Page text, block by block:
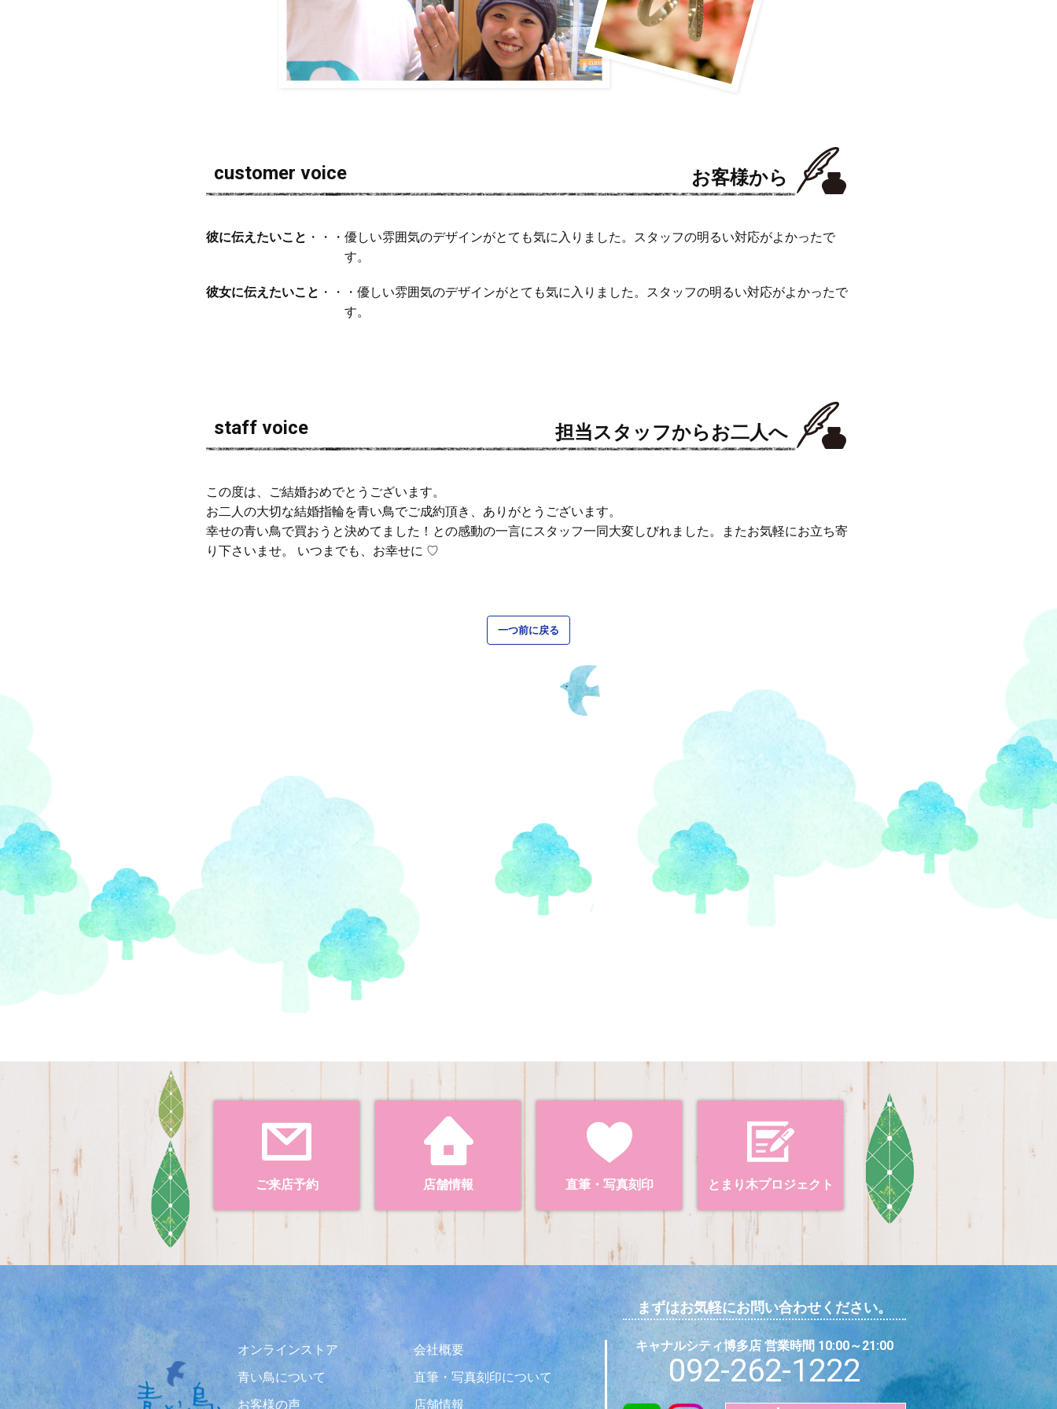
お客様から
customer voice
彼に伝えたいこと ・・・優しい雰囲気のデザインがとても気に入りました。スタッフの明るい対応がよかったで
す。
彼女に伝えたいこと ・・・優しい雰囲気のデザインがとても気に入りました。スタッフの明るい対応がよかったで
す。
担当スタッフからお二人へ
staff voice
この度は、ご結婚おめでとうございます。
お二人の大切な結婚指輪を青い鳥でご成約頂き、ありがとうございます。
幸せの青い鳥で買おうと決めてました！との感動の一言にスタッフ一同大変しびれました。またお気軽にお立ち寄
り下さいませ。 いつまでも、お幸せに ♡
一つ前に戻る
ご来店予約 店舗情報 直筆・写真刻印 とまり木プロジェクト
オンラインストア
会社概要
青い鳥について
直筆・写真刻印について
お客様の声
店舗情報
まずはお気軽にお問い合わせください。
キャナルシティ博多店 営業時間 10:00～21:00
092-262-1222